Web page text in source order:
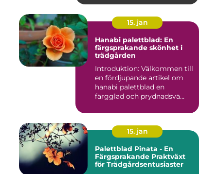
15. jan
Hanabi palettblad: En
färgsprakande skönhet i
trädgården
Introduktion: Välkommen till
en fördjupande artikel om
hanabi palettblad en
färgglad och prydnadsvä...
15. jan
Palettblad Pinata - En
Färgsprakande Praktväxt
för Trädgårdsentusiaster